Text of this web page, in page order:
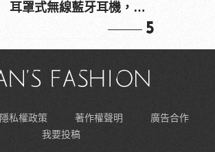
耳罩式無線藍牙耳機，在
5
隱私權政策 著作權聲明
廣告合作
我要投稿